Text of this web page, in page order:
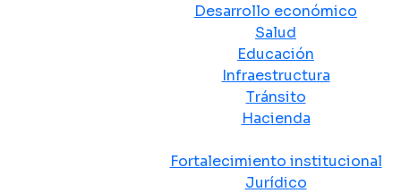
Desarrollo económico
Salud
Educación
Infraestructura
Tránsito
Hacienda
Fortalecimiento institucional
Jurídico